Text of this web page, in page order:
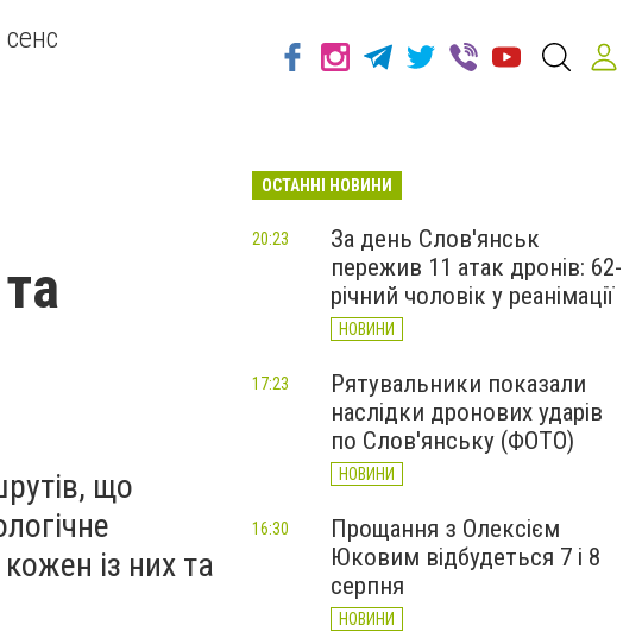
що
із них та
ОСТАННІ НОВИНИ
За день Слов'янськ
пережив 11 атак дронів: 62-
річний чоловік у реанімації
НОВИНИ
20:23
Рятувальники показали
наслідки дронових ударів
по Слов'янську (ФОТО)
НОВИНИ
17:23
Прощання з Олексієм
Юковим відбудеться 7 і 8
серпня
НОВИНИ
16:30